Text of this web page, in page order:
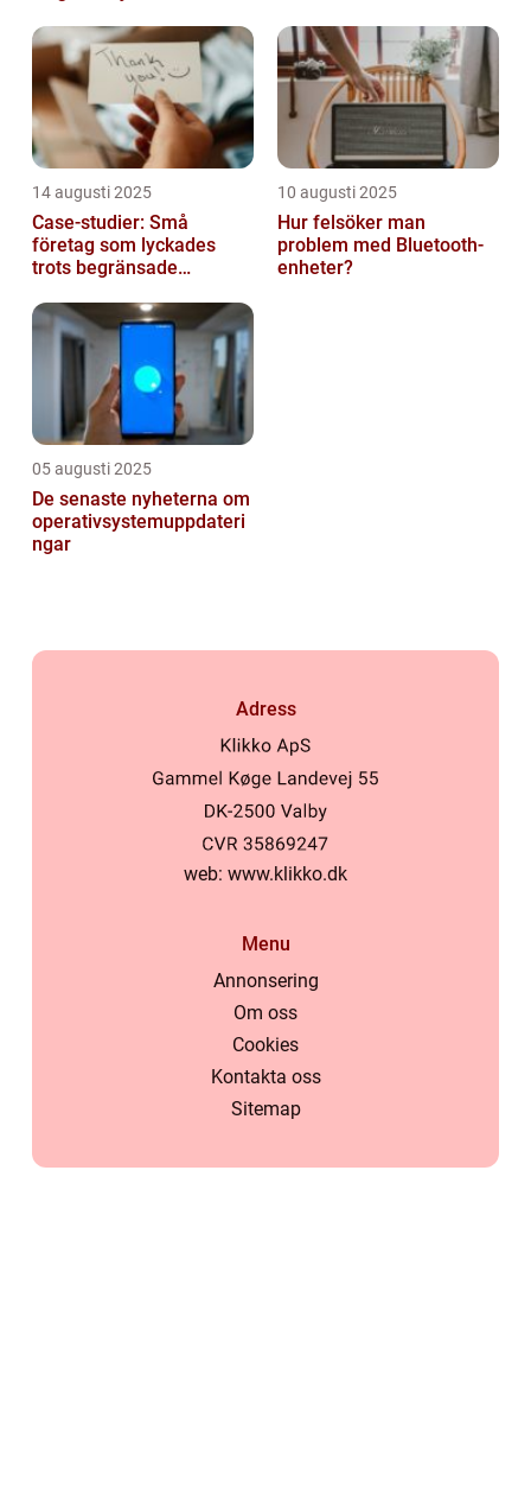
14 augusti 2025
Case-studier: Små
företag som lyckades
trots begränsade
10 augusti 2025
Hur felsöker man
problem med Bluetooth-
enheter?
05 augusti 2025
De senaste nyheterna om
operativsystemuppdateri
ngar
Adress
web: www.klikko.dk
Menu
Annonsering
Om oss
Cookies
Kontakta oss
Sitemap